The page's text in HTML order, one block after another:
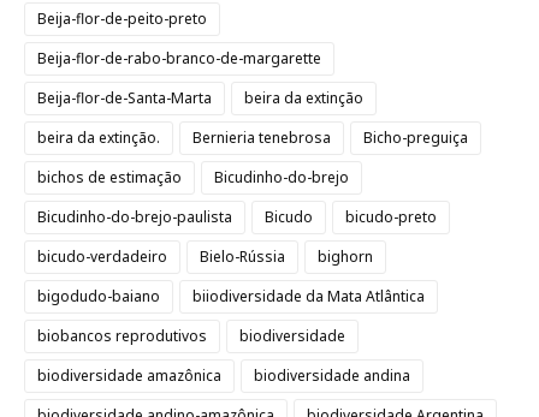
Beija-flor-de-peito-preto
Beija-flor-de-rabo-branco-de-margarette
Beija-flor-de-Santa-Marta
beira da extinção
beira da extinção.
Bernieria tenebrosa
Bicho-preguiça
bichos de estimação
Bicudinho-do-brejo
Bicudinho-do-brejo-paulista
Bicudo
bicudo-preto
bicudo-verdadeiro
Bielo-Rússia
bighorn
bigodudo-baiano
biiodiversidade da Mata Atlântica
biobancos reprodutivos
biodiversidade
biodiversidade amazônica
biodiversidade andina